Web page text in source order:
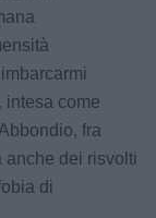
intesa come
fra
anche dei risvolti
di